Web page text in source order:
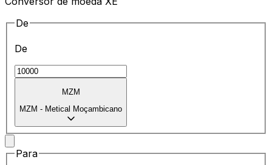
De
De
MZM
MZM - Metical Moçambicano
Para